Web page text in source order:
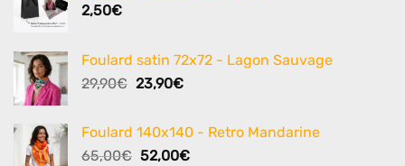
2,50€
Foulard satin 72x72 - Lagon Sauvage
29,90€ Le
était :
29,90€.
23,90€Le
est :
23,90€.
Foulard 140x140 - Retro Mandarine
65,00€ Le
52,00€Le